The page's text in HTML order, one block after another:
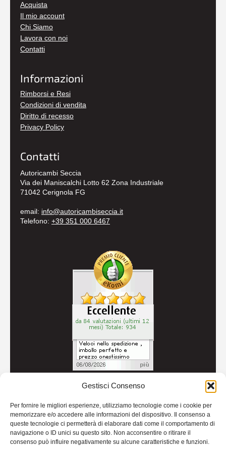
Gestisci Consenso
Per fornire le migliori esperienze, utilizziamo tecnologie come i cookie per
memorizzare e/o accedere alle informazioni del dispositivo. Il consenso a
queste tecnologie ci permetterà di elaborare dati come il comportamento di
navigazione o ID unici su questo sito. Non acconsentire o ritirare il
consenso può influire negativamente su alcune caratteristiche e funzioni.
Acquista
Il mio account
Chi Siamo
Lavora con noi
Contatti
Informazioni
Rimborsi e Resi
Condizioni di vendita
Diritto di recesso
Privacy Policy
Contatti
Autoricambi Seccia
Via dei Maniscalchi Lotto 62 Zona Industriale
71042 Cerignola FG
email: info@autoricambiseccia.it
Telefono: +39 351 000 6467
Credits